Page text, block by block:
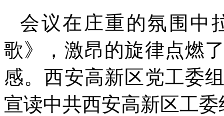
会议在庄重的氛围中
歌》，激昂的旋律点燃
感。西安高新区党工委
宣读中共西安高新区工